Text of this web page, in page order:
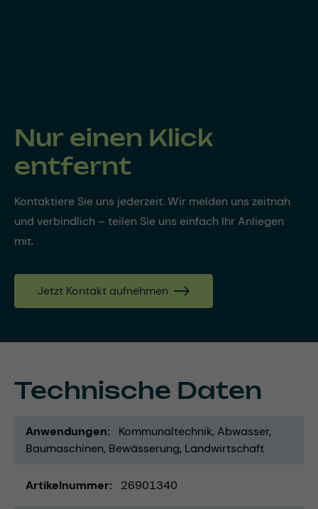
Nur einen Klick
entfernt
Kontaktiere Sie uns jederzeit. Wir melden uns zeitnah
und verbindlich – teilen Sie uns einfach Ihr Anliegen
mit.
Jetzt Kontakt aufnehmen
Technische Daten
Anwendungen Kommunaltechnik Abwasser
Baumaschinen Bewässerung Landwirtschaft
Artikelnummer 26901340